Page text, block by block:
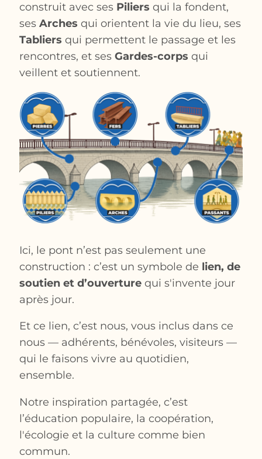
construit avec ses Piliers qui la fondent,
ses Arches qui orientent la vie du lieu, ses
Tabliers qui permettent le passage et les
rencontres, et ses Gardes-corps qui
veillent et soutiennent.
Ici, le pont n’est pas seulement une
construction : c’est un symbole de lien, de
soutien et d’ouverturequi s'invente jour
après jour.
Et ce lien, c’est nous, vous inclus dans ce
nous — adhérents, bénévoles, visiteurs —
qui le faisons vivre au quotidien,
ensemble.
Notre inspiration partagée, c’est
l’éducation populaire, la coopération,
l'écologie et la culture comme bien
commun.